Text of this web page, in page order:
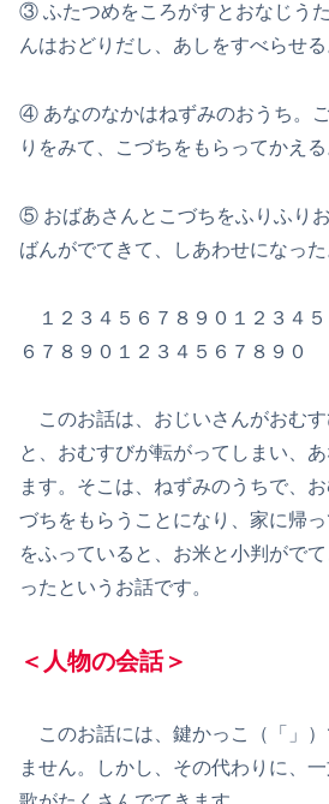
③ ふたつめをころがすとおなじう
んはおどりだし、あしをすべらせる
④ あなのなかはねずみのおうち。
りをみて、こづちをもらってかえる
⑤ おばあさんとこづちをふりふり
ばんがでてきて、しあわせになった
１２３４５６７８９０１２３４５
６７８９０１２３４５６７８９０
このお話は、おじいさんがおむす
と、おむすびが転がってしまい、
ます。そこは、ねずみのうちで、
づちをもらうことになり、家に帰
をふっていると、お米と小判がで
ったというお話です。
＜人物の会話＞
このお話には、鍵かっこ（「」）
ません。しかし、その代わりに、